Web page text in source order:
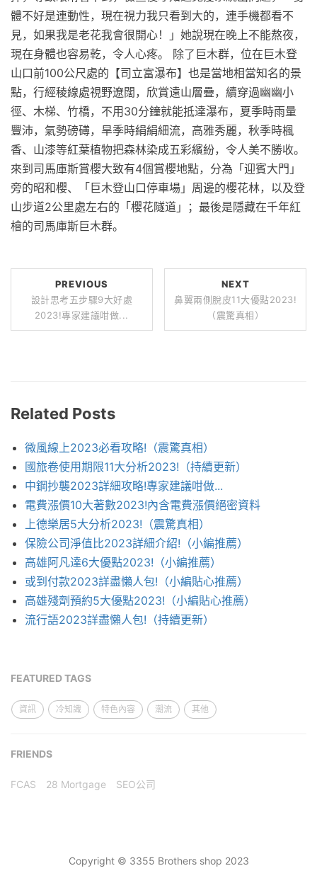
體不好是連動性，現在視力我只看到大的，連手機都看不
見，如果我是老花我會很開心！」她說現在晚上不能熬夜，
現在身體也容易乾，令人心疼。 除了巨木群，位在巨木登
山口前100公尺處的【司立富瀑布】也是當地相當知名的景
點，行經稜線處視野遼闊，欣賞遠山層疊，續穿過幽幽小
徑、木梯、竹橋，不用30分鐘就能抵達瀑布，夏季時雨量
豐沛，氣勢磅礡，旱季時絹絹細流，高雅秀麗，秋季時楓
香、山漆等紅葉植物把森林染成五彩繽紛，令人美不勝收。
來到司馬庫斯賞櫻大致有4個賞櫻地點，分為「迎賓大門」
旁的昭和櫻、「巨木登山口停車場」周邊的櫻花林，以及登
山步道2公里處左右的「櫻花隧道」；最後是隱藏在千年紅
檜的司馬庫斯巨木群。
PREVIOUS
設計思考五步驟9大好處
2023!專家建議咁做...
NEXT
鼻翼兩側脫皮11大優點2023!
（震驚真相）
Related Posts
微風線上2023必看攻略!（震驚真相）
國旅卷使用期限11大分析2023!（持續更新）
中鋼抄襲2023詳細攻略!專家建議咁做...
電費漲價10大著數2023!內含電費漲價絕密資料
上德樂居5大分析2023!（震驚真相）
保險公司淨值比2023詳細介紹!（小編推薦）
高雄阿凡達6大優點2023!（小編推薦）
或到付款2023詳盡懶人包!（小編貼心推薦）
高雄殘劑預約5大優點2023!（小編貼心推薦）
流行語2023詳盡懶人包!（持續更新）
FEATURED TAGS
資訊 冷知識 特色內容 潮流 其他
FRIENDS
FCAS 28 Mortgage SEO公司
Copyright © 3355 Brothers shop 2023